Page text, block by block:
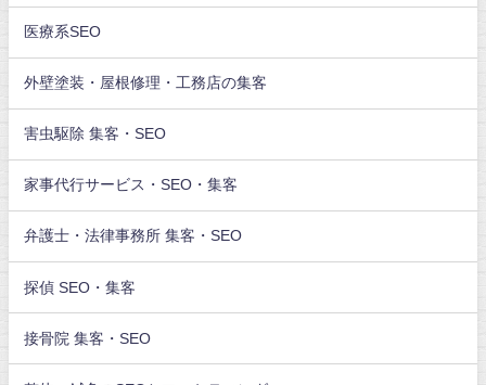
医療系SEO
外壁塗装・屋根修理・工務店の集客
害虫駆除 集客・SEO
家事代行サービス・SEO・集客
弁護士・法律事務所 集客・SEO
探偵 SEO・集客
接骨院 集客・SEO